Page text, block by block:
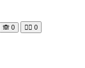
🙈 0 🧘‍♀️ 0